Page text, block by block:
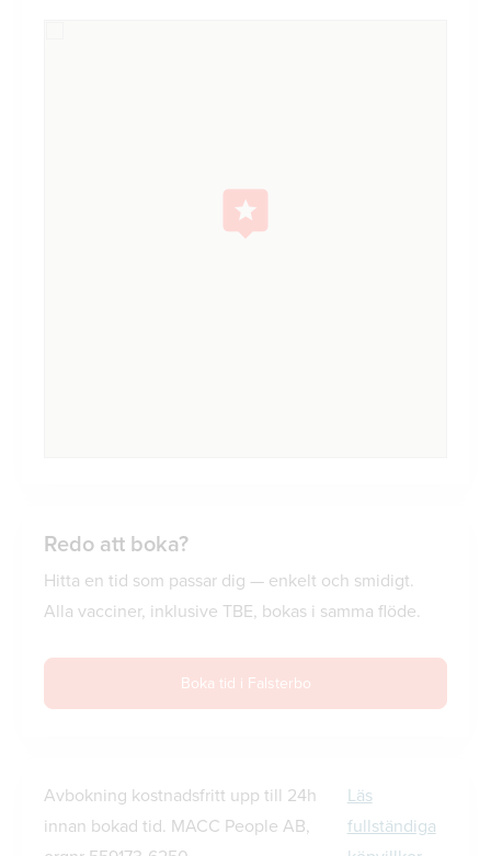
Redo att boka?
Hitta en tid som passar dig — enkelt och smidigt.
Alla vacciner, inklusive TBE, bokas i samma flöde.
Boka tid i Falsterbo
Avbokning kostnadsfritt upp till 24h
innan bokad tid. MACC People AB,
Läs
fullständiga